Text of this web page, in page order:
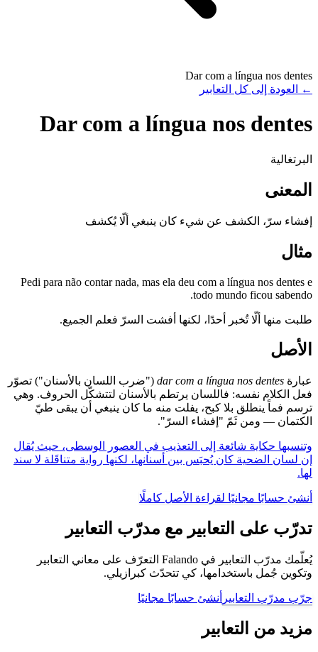
Dar com a língua nos dentes
←
العودة إلى كل التعابير
Dar com a língua nos dentes
البرتغالية
المعنى
إفشاء سرّ، الكشف عن شيء كان ينبغي ألّا يُكشف
مثال
Pedi para não contar nada, mas ela deu com a língua nos dentes e
todo mundo ficou sabendo.
طلبت منها ألّا تُخبر أحدًا، لكنها أفشت السرّ فعلم الجميع.
الأصل
عبارة dar com a língua nos dentes ("ضرب اللسان بالأسنان") تصوّر
فعل الكلام نفسه: فاللسان يرتطم بالأسنان لتتشكّل الحروف. وهي
ترسم فماً ينطلق بلا كبح، يفلت منه ما كان ينبغي أن يبقى طيّ
الكتمان — ومن ثَمّ "إفشاء السرّ".
وتنسبها حكاية شائعة إلى التعذيب في العصور الوسطى، حيث يُقال
إن لسان الضحية كان يُحبَس بين أسنانها، لكنها رواية متناقَلة لا سند
لها.
أنشئ حسابًا مجانيًا لقراءة الأصل كاملًا
تدرّب على التعابير مع مدرّب التعابير
يُعلّمك مدرّب التعابير في Falando التعرّف على معاني التعابير
وتكوين جُمل باستخدامها، كي تتحدّث كبرازيلي.
جرّب مدرّب التعابير أنشئ حسابًا مجانيًا
مزيد من التعابير